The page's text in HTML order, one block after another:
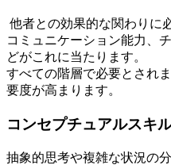
他者との効果的な関わりに
コミュニケーション能力、
どがこれに当たります。
すべての階層で必要とされ
要度が高まります。
コンセプチュアルスキ
抽象的思考や複雑な状況の